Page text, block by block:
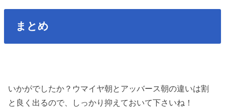
まとめ
いかがでしたか？ウマイヤ朝とアッバース朝の違いは割
と良く出るので、しっかり抑えておいて下さいね！